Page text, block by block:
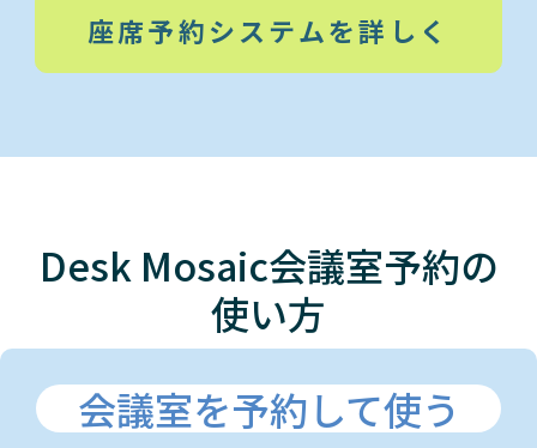
座席予約システムを詳しく
Desk Mosaic会議室予約の
使い方
会議室を予約して使う